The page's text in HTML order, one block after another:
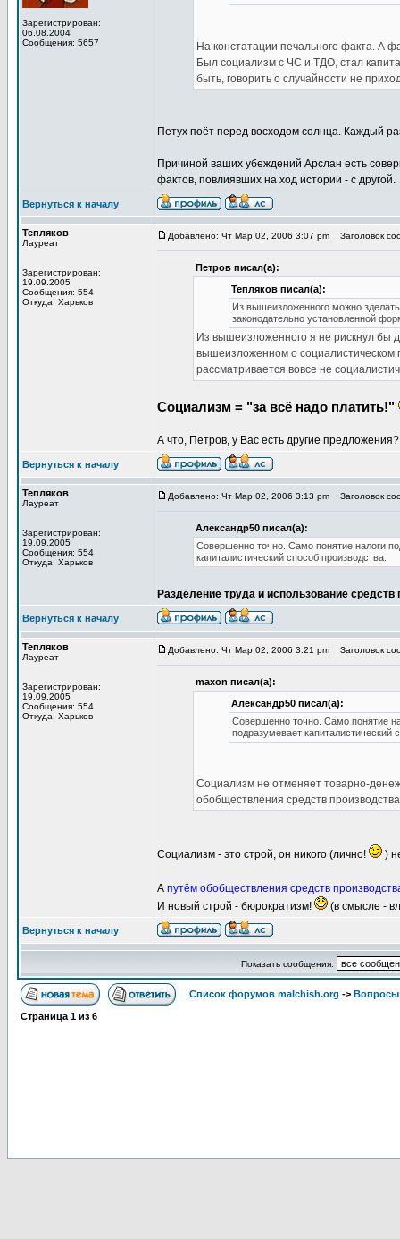
Зарегистрирован:
06.08.2004
Сообщения: 5657
На констатации печального факта. А
Был социализм с ЧС и ТДО, стал
быть, говорить о случайности не
Петух поёт перед восходом солнца. Каждый
Причиной ваших убеждений Арслан есть
фактов, повлиявших на ход истории - с другой.
Вернуться к началу
Тепляков
Лауреат
Зарегистрирован:
19.09.2005
Сообщения: 554
Откуда: Харьков
Добавлено: Чт Мар 02, 2006 3:07 pm Заголовок
Петров писал(а):
Тепляков писал(а):
Из вышеизложенного можно
законодательно установленной
Из вышеизложенного я не рискнул бы
вышеизложенном о социалистическом
рассматривается вовсе не
Социализм = "за всё надо платить!"
А что, Петров, у Вас есть другие
Вернуться к началу
Тепляков
Лауреат
Зарегистрирован:
19.09.2005
Сообщения: 554
Откуда: Харьков
Добавлено: Чт Мар 02, 2006 3:13 pm Заголовок
Александр50 писал(а):
Совершенно точно. Само понятие налоги
капиталистический способ производства.
Разделение труда и использование средств
Вернуться к началу
Тепляков
Лауреат
Зарегистрирован:
19.09.2005
Сообщения: 554
Откуда: Харьков
Добавлено: Чт Мар 02, 2006 3:21 pm Заголовок
maxon писал(а):
Александр50 писал(а):
Совершенно точно. Само понятие
подразумевает капиталистический
Социализм не отменяет товарно-
обобществления средств
Социализм - это строй, он никого (лично! )
А путём обобществления средств
И новый строй - бюрократизм!
(в смысле -
Вернуться к началу
Показать сообщения:
Список форумов malchish.org -> Вопросы
Страница 1 из 6